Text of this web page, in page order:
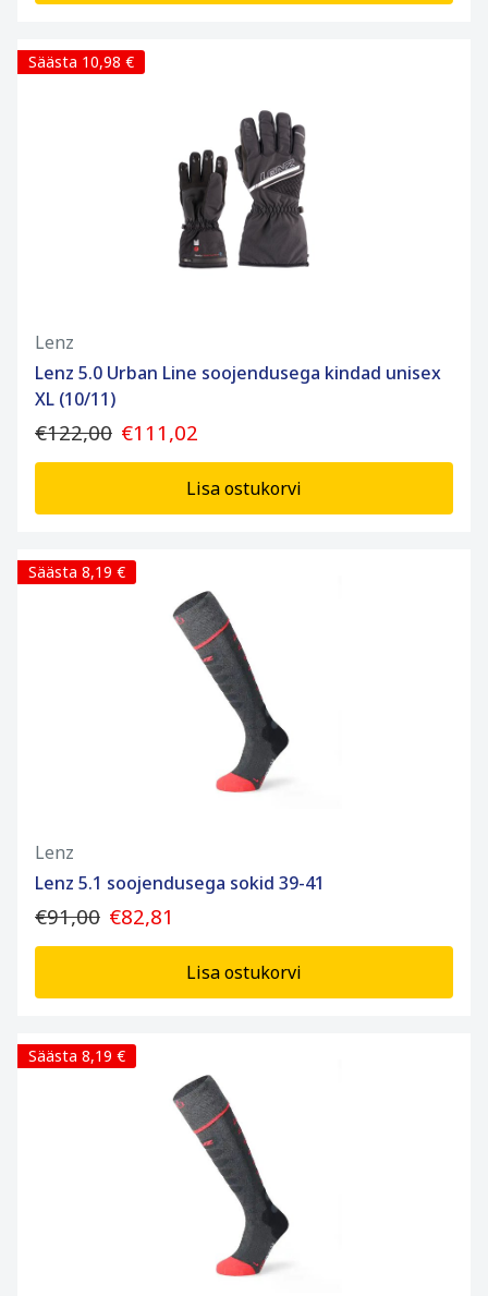
Säästa 10,98 €
Lenz
Lenz 5.0 Urban Line soojendusega kindad unisex
XL (10/11)
€122,00 €111,02
Lisa ostukorvi
Säästa 8,19 €
Lenz
Lenz 5.1 soojendusega sokid 39-41
€91,00 €82,81
Lisa ostukorvi
Säästa 8,19 €